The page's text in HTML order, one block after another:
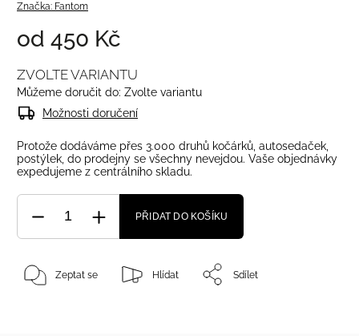
Značka: Fantom
od 450 Kč
ZVOLTE VARIANTU
Můžeme doručit do: Zvolte variantu
Možnosti doručení
Protože dodáváme přes 3.000 druhů kočárků, autosedaček,
postýlek, do prodejny se všechny nevejdou. Vaše objednávky
expedujeme z centrálního skladu.
PŘIDAT DO KOŠÍKU
Zeptat se Hlídat Sdílet